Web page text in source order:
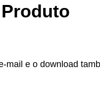
e o download